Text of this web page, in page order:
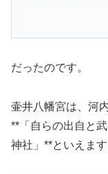
だったのです。
壷井八幡宮は、河
**「自らの出自と
神社」**といえます